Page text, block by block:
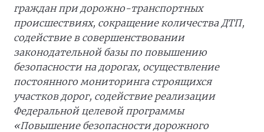
граждан при дорожно-транспортных
происшествиях, сокращение количества ДТП,
содействие в совершенствовании
законодательной базы по повышению
безопасности на дорогах, осуществление
постоянного мониторинга строящихся
участков дорог, содействие реализации
Федеральной целевой программы
«Повышение безопасности дорожного